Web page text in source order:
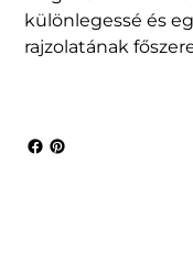
különlegessé és
rajzolatának